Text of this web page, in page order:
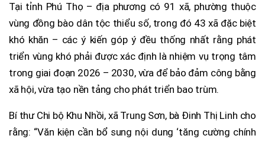
Tại tỉnh Phú Thọ – địa phương có 91 xã, phường thuộc
vùng đồng bào dân tộc thiểu số, trong đó 43 xã đặc biệt
khó khăn – các ý kiến góp ý đều thống nhất rằng phát
triển vùng khó phải được xác định là nhiệm vụ trọng tâm
trong giai đoạn 2026 – 2030, vừa để bảo đảm công bằng
xã hội, vừa tạo nền tảng cho phát triển bao trùm.
Bí thư Chi bộ Khu Nhồi, xã Trung Sơn, bà Đinh Thị Linh cho
rằng: “Văn kiện cần bổ sung nội dung ‘tăng cường chính